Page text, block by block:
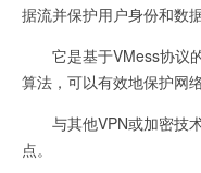
据流并保护用户身份和数据
它是基于VMess协议的
算法，可以有效地保护网
与其他VPN或加密技术
点。